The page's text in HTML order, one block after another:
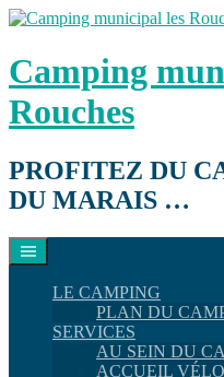
Aller
contenu
Camping
Rouches
PROFITEZ DU
DU MARAIS …
LE CAMPING
PLAN DU
SERVICES
AU SEIN DU
ACCUEIL VÉLO